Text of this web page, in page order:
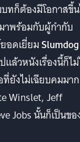
ทก็ต้องมีโอกาสขึ้
าพร้อมกับผู้กำกับ
อดเยี่ยมSlumdog
ล้วหนังเรื่องนี้ก็ไ
ยังไม่เฉียบคมมาก
Winslet, Jeff
Jobs นั้นก็เป็นขอ